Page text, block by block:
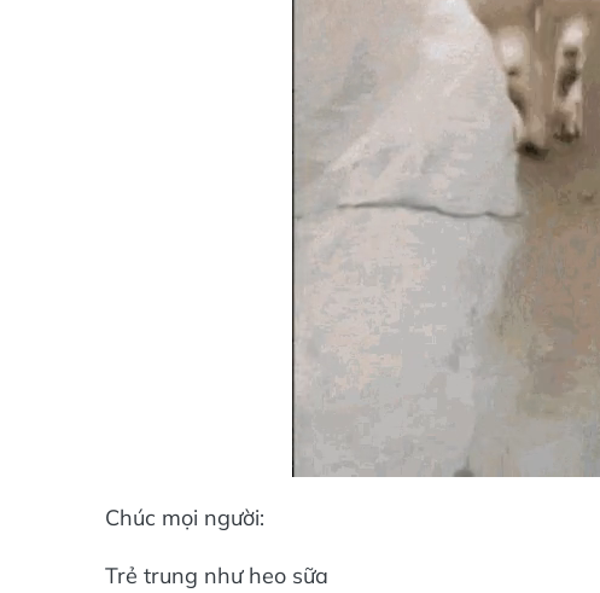
Chúc mọi người:
Trẻ trung như heo sữa